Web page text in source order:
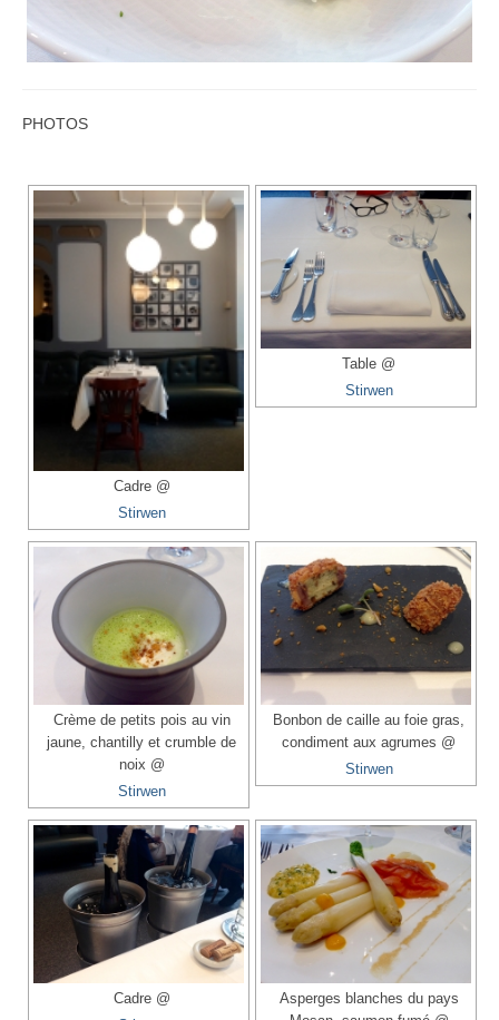
PHOTOS
Cadre @
Stirwen
Table @
Stirwen
Crème de petits pois au vin
jaune, chantilly et crumble de
noix @
Stirwen
Bonbon de caille au foie gras,
condiment aux agrumes @
Stirwen
Cadre @
Asperges blanches du pays